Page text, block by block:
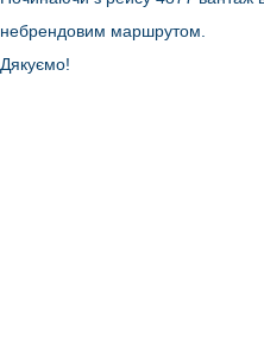
небрендовим маршрутом.
Дякуємо!